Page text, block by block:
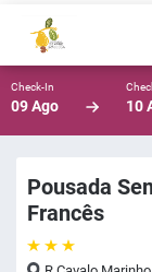
Check-In
09 Ago 10
Pousada
Francês